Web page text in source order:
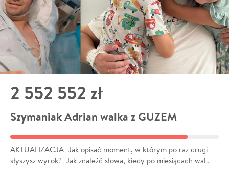
2 552 552 zł
Szymaniak Adrian walka z GUZEM
AKTUALIZACJA Jak opisać moment, w którym po raz drugi
słyszysz wyrok? Jak znaleźć słowa, kiedy po miesiącach wal…